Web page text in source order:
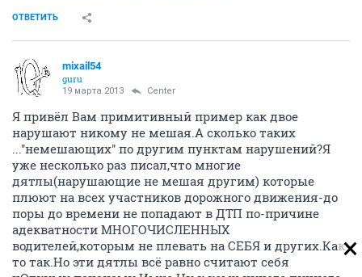
ОТВЕТИТЬ
mixail54
guru
19 марта 2013 Center
Я привёл Вам примитивный пример как двое
нарушают никому не мешая.А сколько таких
...''немешающих'' по другим пунктам нарушений?Я
уже несколько раз писал,что многие
дятлы(нарушающие не мешая другим) которые
плюют на всех участников дорожного движения-до
поры до времени не попадают в ДТП по-причине
адекватности МНОГОЧИСЛЕННЫХ
водителей,которым не плевать на СЕБЯ и других.Как-
то так.Но эти дятлы всё равно считают себя